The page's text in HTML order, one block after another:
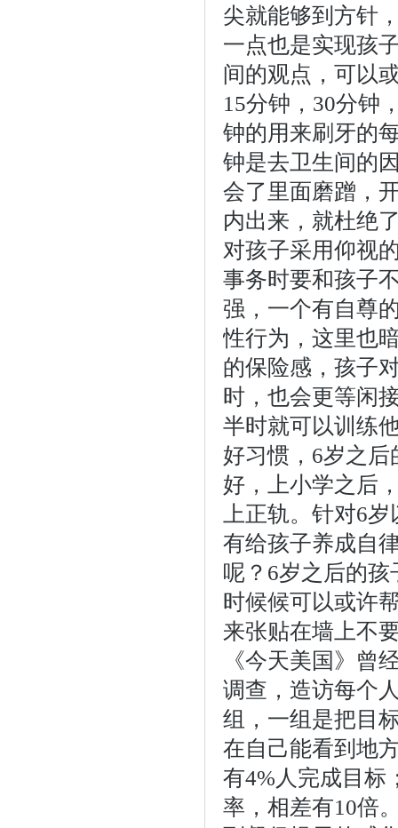
尖就能够到方针
一点也是实现孩
间的观点，可以
15分钟，30分钟
钟的用来刷牙的
钟是去卫生间的
会了里面磨蹭，
内出来，就杜绝
对孩子采用仰视
事务时要和孩子
强，一个有自尊
性行为，这里也
的保险感，孩子
时，也会更等闲
半时就可以训练
好习惯，6岁之
好，上小学之后
上正轨。针对6
有给孩子养成自
呢？6岁之后的
时候候可以或许
来张贴在墙上不
《今天美国》曾
调查，造访每个
组，一组是把目
在自己能看到地
有4%人完成目标
率，相差有10倍